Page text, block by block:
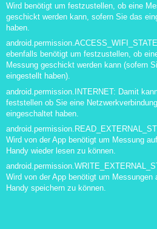
Wird benötigt um festzustellen, ob eine
geschickt werden kann, sofern Sie das
haben.
ebenfalls benötigt um festzustellen, ob
Messung geschickt werden kann (sofern
eingestellt haben).
android.permission.INTERNET: Damit
feststellen ob Sie eine Netzwerkverbindung
eingeschaltet haben.
Wird von der App benötigt um Messung
Handy wieder lesen zu können.
Wird von der App benötigt um Messungen
Handy speichern zu können.